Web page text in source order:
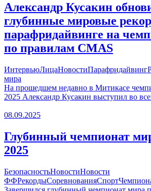
Александр Кусакин
глубинные мировые
парафридайвинге на
по правилам CMAS
ИнтервьюЛицаНовостиПарафридайвинг
мира
На прошедшем недавно в Митикасе
2025 Александр Кусакин выступил во
08.09.2025
Глубинный чемпионат
2025
БезопасностьНовостиНовости
ФФРекордыСоревнованияСпорт